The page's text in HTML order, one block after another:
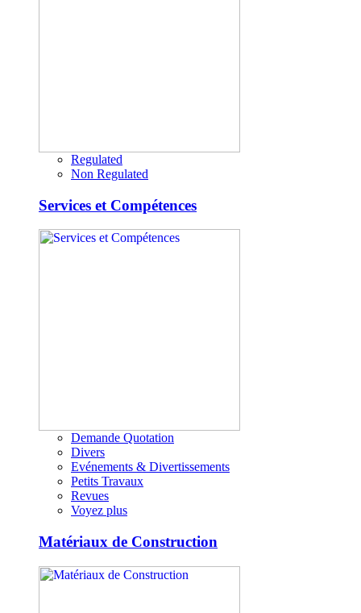
Regulated
Non Regulated
Services et Compétences
Demande Quotation
Divers
Evénements & Divertissements
Petits Travaux
Revues
Voyez plus
Matériaux de Construction